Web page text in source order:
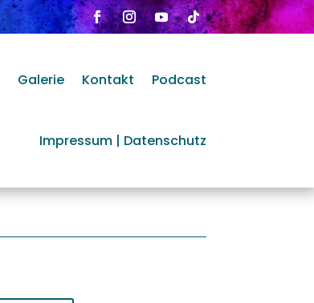
Galerie Kontakt Podcast
Impressum | Datenschutz